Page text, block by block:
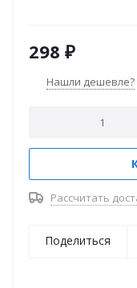
298 ₽
Нашли дешевле?
Рассчитать
Поделиться